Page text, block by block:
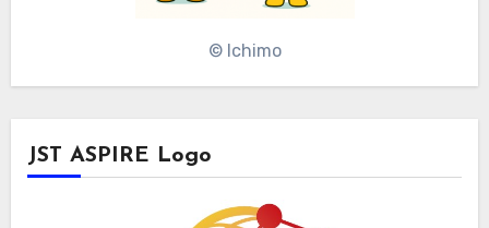
© Ichimo
JST ASPIRE Logo